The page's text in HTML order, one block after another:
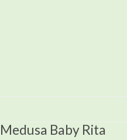
Medusa Baby Rita